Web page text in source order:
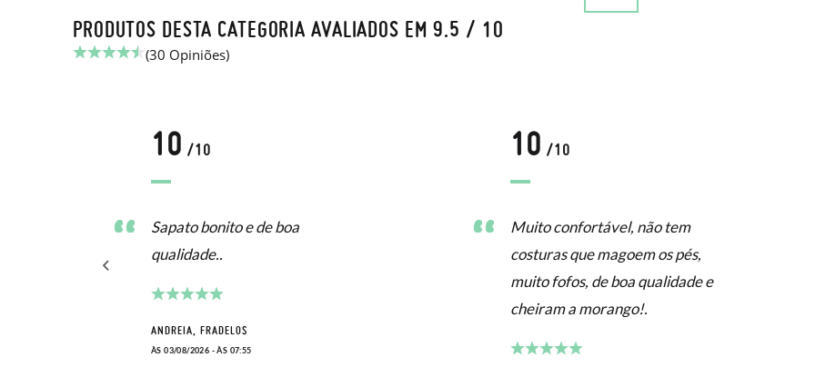
PRODUTOS DESTA CATEGORIA AVALIADOS EM 9.5 / 10
(30 Opiniões)
10 /10
Sapato bonito e de boa
qualidade..
ANDREIA, FRADELOS
ÀS 03/08/2026 - ÀS 07:55
10 /10
Muito confortável, não tem
costuras que magoem os pés,
muito fofos, de boa qualidade e
cheiram a morango!.